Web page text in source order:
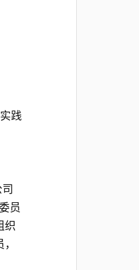
践
员
织